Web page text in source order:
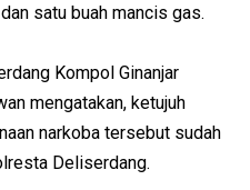
satu buah mancis gas.
Kompol Ginanjar
mengatakan, ketujuh
narkoba tersebut sudah
Deliserdang.